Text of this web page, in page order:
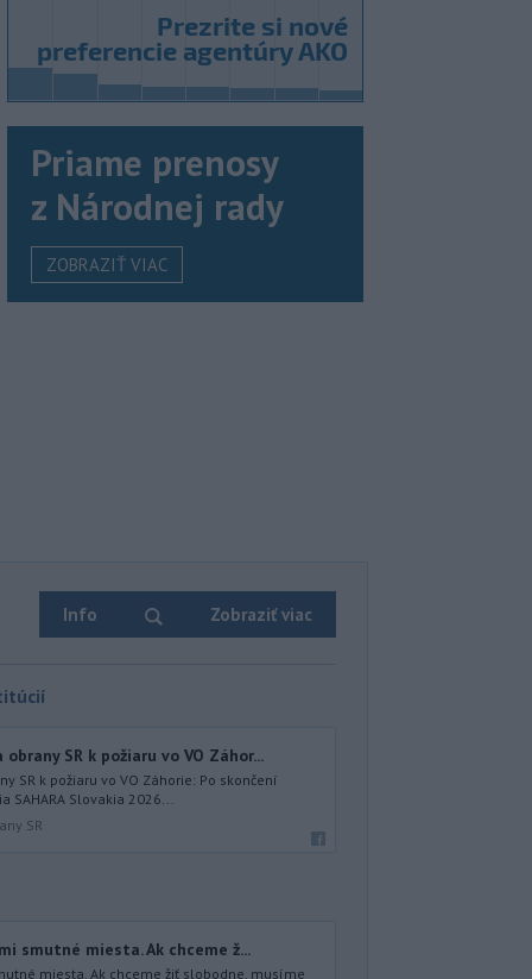
Priame prenosy
z Národnej rady
ZOBRAZIŤ VIAC
Info Zobraziť viac
SR k požiaru vo VO Záhor...
SR k požiaru vo VO Záhorie: Po skončení
SAHARA Slovakia 2026...
SR
smutné miesta. Ak chceme ž...
miesta. Ak chceme žiť slobodne, musíme